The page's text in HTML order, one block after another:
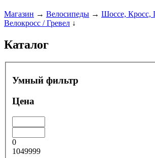
Магазин → Велосипеды → Шоссе, Кросс,
Велокросс / Гревел ↓
Каталог
Умный фильтр
Цена
0
1049999